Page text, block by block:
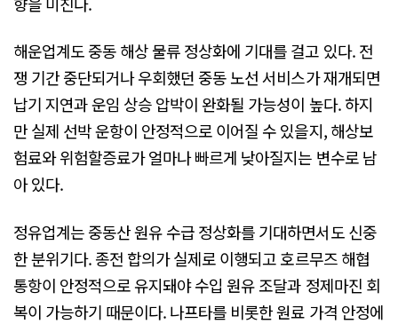
해운업계도 중동 해상 물류 정상화에 기대를 걸고 있다. 전
쟁 기간 중단되거나 우회했던 중동 노선 서비스가 재개되면
납기 지연과 운임 상승 압박이 완화될 가능성이 높다. 하지
만 실제 선박 운항이 안정적으로 이어질 수 있을지, 해상보
험료와 위험할증료가 얼마나 빠르게 낮아질지는 변수로 남
아 있다.
정유업계는 중동산 원유 수급 정상화를 기대하면서도 신중
한 분위기다. 종전 합의가 실제로 이행되고 호르무즈 해협
통항이 안정적으로 유지돼야 수입 원유 조달과 정제마진 회
복이 가능하기 때문이다. 나프타를 비롯한 원료 가격 안정에